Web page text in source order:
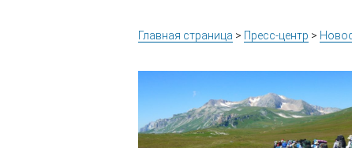
Главная страница > Пресс-центр >